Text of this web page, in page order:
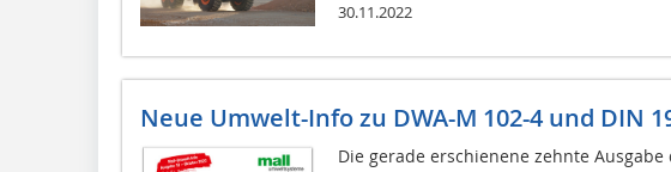
30.11.2022
Neue Umwelt-Info zu DWA-M 102-4 und DIN
Die gerade erschienene zehnte